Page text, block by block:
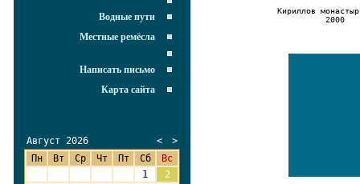
Водные пути
Местные ремёсла
Написать письмо
Карта сайта
Август 2026 <
>
Пн
Вт Ср Чт Пт Сб
Вс
1
2
Кириллов
2000